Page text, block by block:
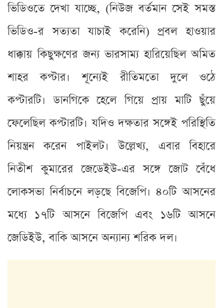
ভিডিওতে দেখা যাচ্ছে, (নিউজ বর্তমান সেই সমস্ত
ভিডিও-র সত্যতা যাচাই করেনি) প্রবল হাওয়ার
ধাক্কায় কিছুক্ষণের জন্য ভারসাম্য হারিয়েছিল অমিত
শাহর কপ্টার। শূন্যেই রীতিমতো দুলে ওঠে
কপ্টারটি। ডানগিকে হেলে গিয়ে প্রায় মাটি ছুঁয়ে
ফেলেছিল কপ্টারটি। যদিও দক্ষতার সঙ্গেই পরিস্থিতি
নিয়ন্ত্রন করেন পাইলট। উল্লেখ্য, এবার বিহারে
নিতীশ কুমারের জেডেইউ-এর সঙ্গে জোট বেঁধে
লোকসভা নির্বাচনে লড়ছে বিজেপি। ৪০টি আসনের
মধ্যে ১৭টি আসনে বিজেপি এবং ১৬টি আসনে
জেডিইউ, বাকি আসনে অন্যান্য শরিক দল।